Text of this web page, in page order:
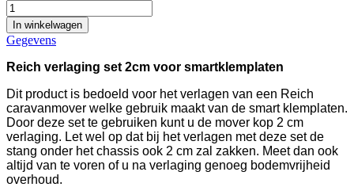
In winkelwagen
Gegevens
Reich verlaging set 2cm voor smartklemplaten
Dit product is bedoeld voor het verlagen van een Reich
caravanmover welke gebruik maakt van de smart klemplaten.
Door deze set te gebruiken kunt u de mover kop 2 cm
verlaging. Let wel op dat bij het verlagen met deze set de
stang onder het chassis ook 2 cm zal zakken. Meet dan ook
altijd van te voren of u na verlaging genoeg bodemvrijheid
overhoud.